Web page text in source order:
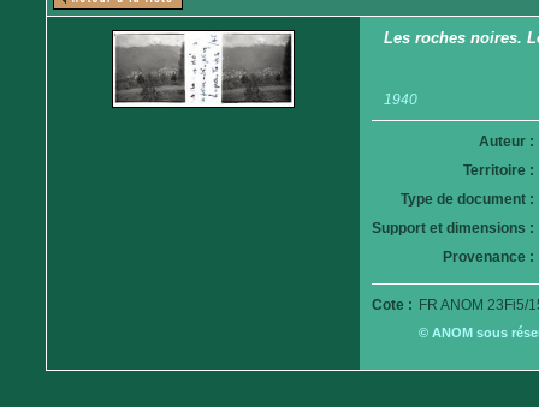
Les roches noires.
1940
Auteur :
Territoire :
Type de document :
Support et dimensions :
Provenance :
Cote : FR ANOM 23Fi5/
© ANOM sous